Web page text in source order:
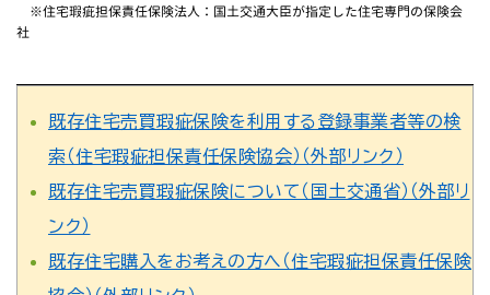
※住宅瑕疵担保責任保険法人：国土交通大臣が指定した住宅専門の保険会
社
既存住宅売買瑕疵保険を利用する登録事業者等の検
索（住宅瑕疵担保責任保険協会）（外部リンク）
既存住宅売買瑕疵保険について（国土交通省）（外部リ
ンク）
既存住宅購入をお考えの方へ（住宅瑕疵担保責任保険